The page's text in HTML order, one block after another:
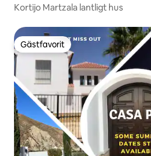
Kortijo Martzala lantligt hus
Gästfavorit
Gästfavorit